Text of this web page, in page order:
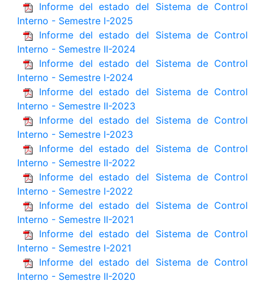
Informe del estado del Sistema de Control
Interno - Semestre I-2025
Informe del estado del Sistema de Control
Interno - Semestre II-2024
Informe del estado del Sistema de Control
Interno - Semestre I-2024
Informe del estado del Sistema de Control
Interno - Semestre II-2023
Informe del estado del Sistema de Control
Interno - Semestre I-2023
Informe del estado del Sistema de Control
Interno - Semestre II-2022
Informe del estado del Sistema de Control
Interno - Semestre I-2022
Informe del estado del Sistema de Control
Interno - Semestre II-2021
Informe del estado del Sistema de Control
Interno - Semestre I-2021
Informe del estado del Sistema de Control
Interno - Semestre II-2020